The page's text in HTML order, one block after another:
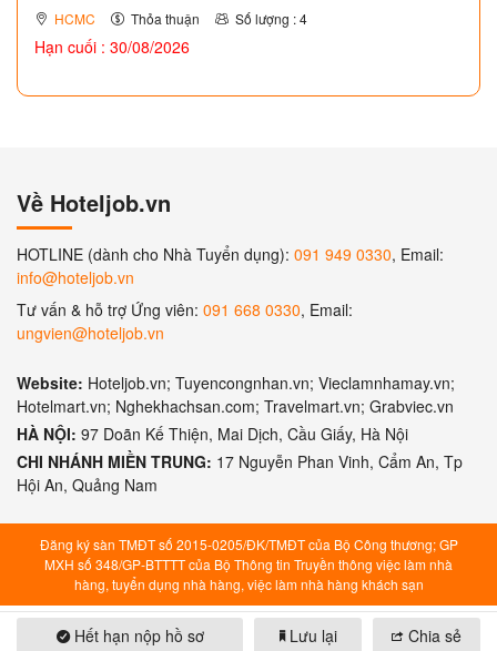
HCMC Thỏa thuận Số lượng : 4
Hạn cuối : 30/08/2026
Hết hạn nộp hồ sơ Lưu lại Chia sẻ
Về Hoteljob.vn
HOTLINE (dành cho Nhà Tuyển dụng): 091 949 0330, Email:
info@hoteljob.vn
Tư vấn & hỗ trợ Ứng viên: 091 668 0330, Email:
ungvien@hoteljob.vn
Website: Hoteljob.vn; Tuyencongnhan.vn; Vieclamnhamay.vn;
Hotelmart.vn; Nghekhachsan.com; Travelmart.vn; Grabviec.vn
HÀ NỘI: 97 Doãn Kế Thiện, Mai Dịch, Cầu Giấy, Hà Nội
CHI NHÁNH MIỀN TRUNG: 17 Nguyễn Phan Vinh, Cẩm An, Tp
Hội An, Quảng Nam
Đăng ký sàn TMĐT số 2015-0205/ĐK/TMĐT của Bộ Công thương; GP
MXH số 348/GP-BTTTT của Bộ Thông tin Truyền thông việc làm nhà
hàng, tuyển dụng nhà hàng, việc làm nhà hàng khách sạn